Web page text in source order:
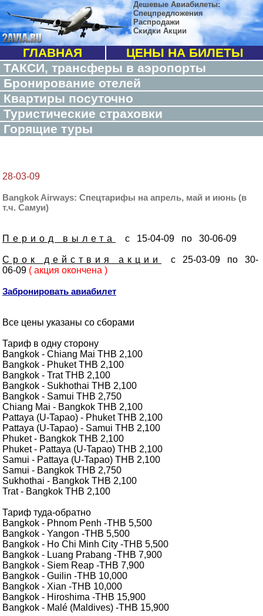
Дешевые Авиабилеты:
Спецпредложения
Распродажи
Скидки Акции
ГЛАВНАЯ
ЦЕНЫ НА БИЛЕТЫ
ТАКСИ, трансферы в аэропорты
Бронирование отелей
Квартиры посуточно
Туристические страховки
Горящие туры
28-03-09
Bangkok Airways: Спецтарифы на апрель, май и июнь (в
т.ч. Самуи)
Период вылета с 15-04-09 по 30-06-09
Срок действия акции
с 25-03-09 по 30-
06-09 ( акция окончена )
Забронировать авиабилет
Все цены указаны со сборами
Тариф в одну сторону
Bangkok - Chiang Mai THB 2,100
Bangkok - Phuket THB 2,100
Bangkok - Trat THB 2,100
Bangkok - Sukhothai THB 2,100
Bangkok - Samui THB 2,750
Chiang Mai - Bangkok THB 2,100
Pattaya (U-Tapao) - Phuket THB 2,100
Pattaya (U-Tapao) - Samui THB 2,100
Phuket - Bangkok THB 2,100
Phuket - Pattaya (U-Tapao) THB 2,100
Samui - Pattaya (U-Tapao) THB 2,100
Samui - Bangkok THB 2,750
Sukhothai - Bangkok THB 2,100
Trat - Bangkok THB 2,100
Тариф туда-обратно
Bangkok - Phnom Penh -THB 5,500
Bangkok - Yangon -THB 5,500
Bangkok - Ho Chi Minh City -THB 5,500
Bangkok - Luang Prabang -THB 7,900
Bangkok - Siem Reap -THB 7,900
Bangkok - Guilin -THB 10,000
Bangkok - Xian -THB 10,000
Bangkok - Hiroshima -THB 15,900
Bangkok - Malé (Maldives) -THB 15,900